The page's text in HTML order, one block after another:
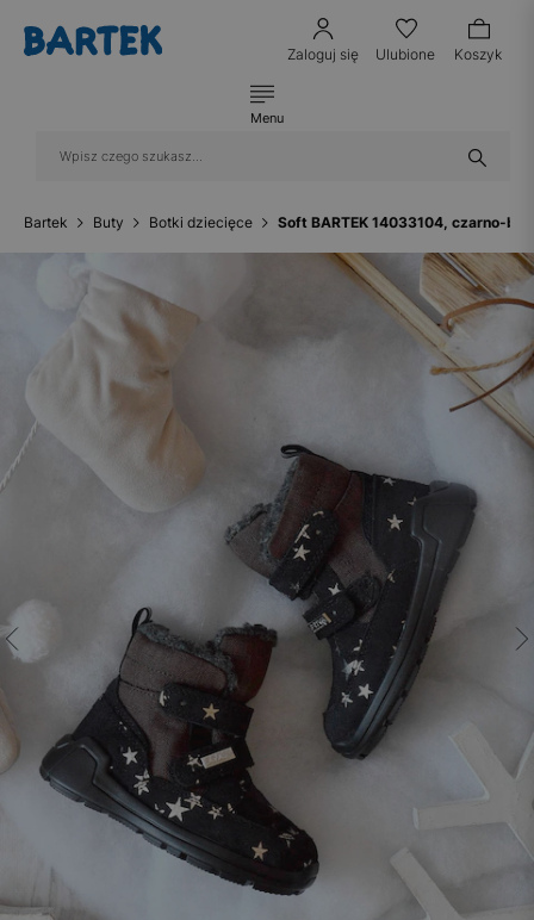
Zaloguj się Ulubione Koszyk
Menu
Bartek Buty Botki dziecięce Soft BARTEK 14033104, czarno-